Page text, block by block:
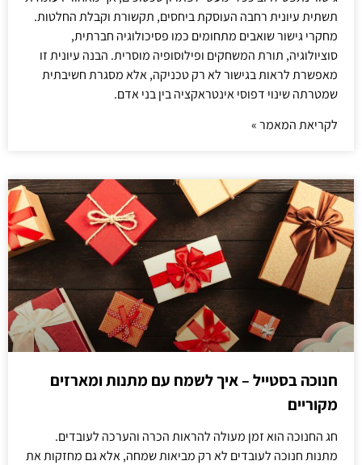
תשתית עיונית רחבה העוסקת ביחסים, תקשורת וקבלת החלטות.
מחקרי גישור שואבים מתחומים כמו פסיכולוגיה חברתית,
סוציולוגיה, תורת המשחקים ופילוסופיה מוסרית. הבנה עיונית זו
מאפשרת לראות בגישור לא רק טכניקה, אלא מסגרת חשיבתית
שמטרתה שינוי דפוסי אינטראקציה בין בני אדם.
לקריאת המאמר »
חנוכה בסטייל – איך לשמח עם מתנות ומארזים
מקוריים
חג החנוכה הוא זמן מעולה להראות הכרה והערכה לעובדים.
מתנות חנוכה לעובדים לא רק מביאות שמחה, אלא גם מחזקות את